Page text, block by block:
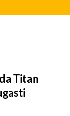
Titan